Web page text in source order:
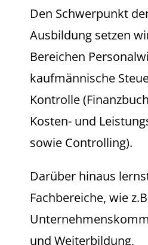
Den Schwerpunkt
Ausbildung setzen
Bereichen
kaufmännische
Kontrolle
Kosten- und
sowie Controlling).
Darüber hinaus
Fachbereiche, wie
und Weiterbildung,